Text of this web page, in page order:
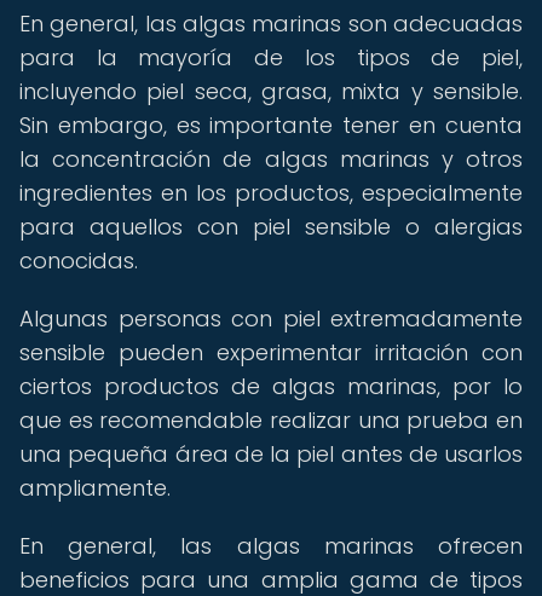
En general, las algas marinas son adecuadas
para la mayoría de los tipos de piel,
incluyendo piel seca, grasa, mixta y sensible.
Sin embargo, es importante tener en cuenta
la concentración de algas marinas y otros
ingredientes en los productos, especialmente
para aquellos con piel sensible o alergias
conocidas.
Algunas personas con piel extremadamente
sensible pueden experimentar irritación con
ciertos productos de algas marinas, por lo
que es recomendable realizar una prueba en
una pequeña área de la piel antes de usarlos
ampliamente.
En general, las algas marinas ofrecen
beneficios para una amplia gama de tipos